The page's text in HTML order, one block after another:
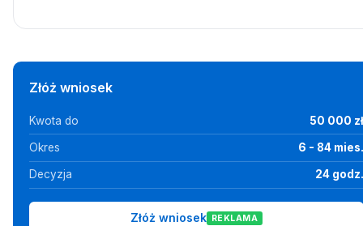
Złóż wniosek
Kwota do 50 000 zł
Okres 6 - 84 mies.
Decyzja 24 godz.
Złóż wniosek REKLAMA